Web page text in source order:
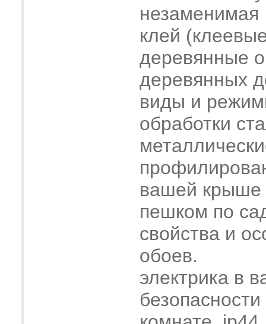
незаменимая
клей
деревянные
деревянных
виды и
обработки
вашей крыше
пешком по
свойства и
обоев.
электрика в